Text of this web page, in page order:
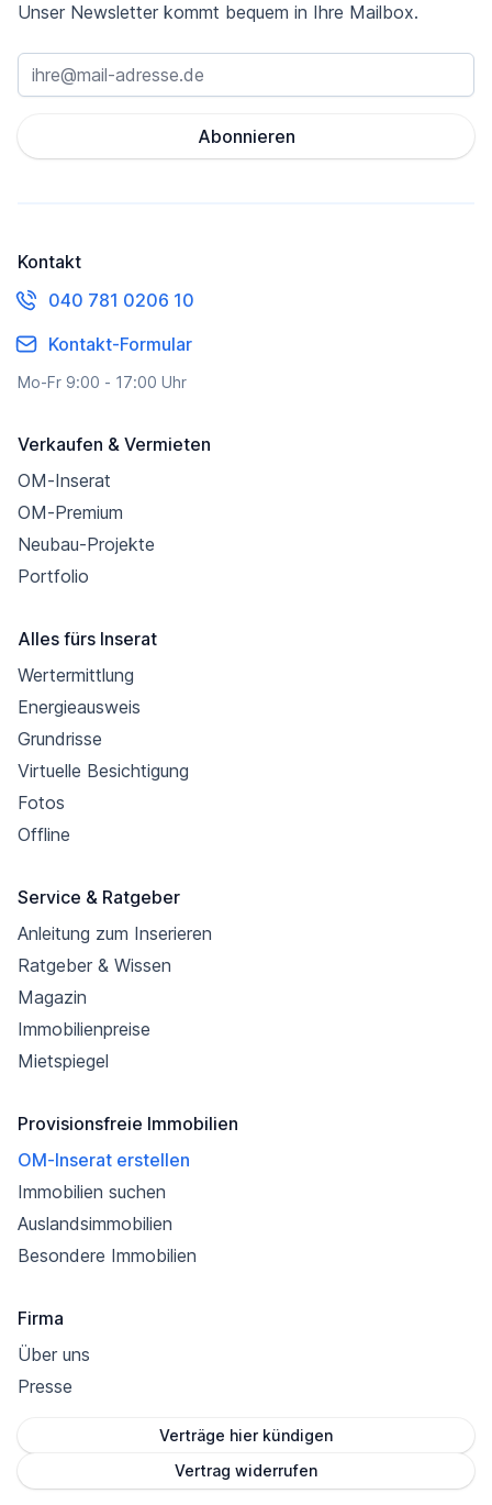
Unser Newsletter kommt bequem in Ihre Mailbox.
Abonnieren
Kontakt
040 781 0206 10
Kontakt-Formular
Mo-Fr 9:00 - 17:00 Uhr
Verkaufen & Vermieten
OM-Inserat
OM-Premium
Neubau-Projekte
Portfolio
Alles fürs Inserat
Wertermittlung
Energieausweis
Grundrisse
Virtuelle Besichtigung
Fotos
Offline
Service & Ratgeber
Anleitung zum Inserieren
Ratgeber & Wissen
Magazin
Immobilienpreise
Mietspiegel
Provisionsfreie Immobilien
OM-Inserat erstellen
Immobilien suchen
Auslandsimmobilien
Besondere Immobilien
Firma
Über uns
Presse
Verträge hier kündigen
Vertrag widerrufen